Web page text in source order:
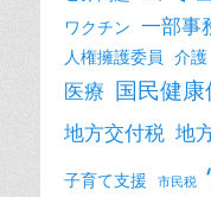
ワクチン 一部事
人権擁護委員 介護
医療 国民健康
地方交付税 地
子育て支援 市民税